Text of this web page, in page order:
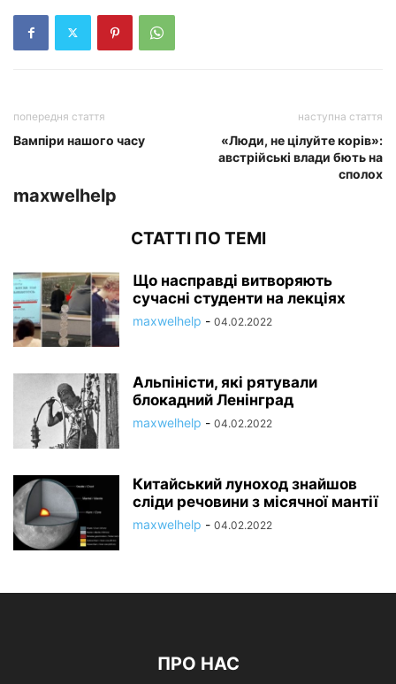
попередня стаття
Вампіри нашого часу
наступна стаття
«Люди, не цілуйте корів»:
австрійські влади бють на
сполох
maxwelhelp
СТАТТІ ПО ТЕМІ
Що насправді витворяють
сучасні студенти на лекціях
maxwelhelp - 04.02.2022
Альпіністи, які рятували
блокадний Ленінград
maxwelhelp - 04.02.2022
Китайський луноход знайшов
сліди речовини з місячної мантії
maxwelhelp - 04.02.2022
ПРО НАС